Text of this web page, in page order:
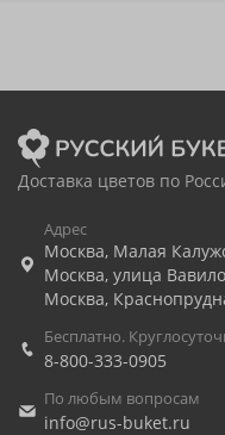
Доставка цветов по
Адрес
Москва, Малая
Москва, улица
Москва,
Бесплатно.
8-800-333-0905
По любым вопросам
info@rus-buket.ru